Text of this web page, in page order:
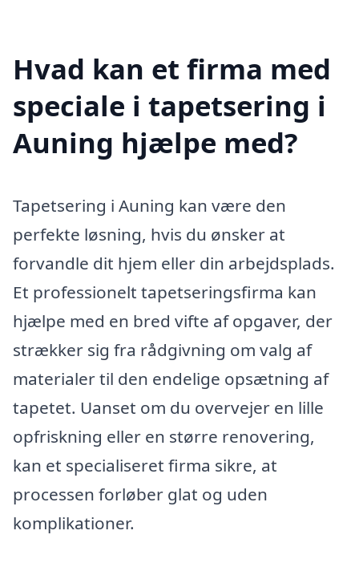
Hvad kan et firma med
speciale i tapetsering i
Auning hjælpe med?
Tapetsering i Auning kan være den
perfekte løsning, hvis du ønsker at
forvandle dit hjem eller din arbejdsplads.
Et professionelt tapetseringsfirma kan
hjælpe med en bred vifte af opgaver, der
strækker sig fra rådgivning om valg af
materialer til den endelige opsætning af
tapetet. Uanset om du overvejer en lille
opfriskning eller en større renovering,
kan et specialiseret firma sikre, at
processen forløber glat og uden
komplikationer.